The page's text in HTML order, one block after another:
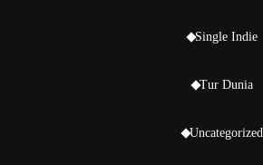
Single Indie
Tur Dunia
Uncategorized